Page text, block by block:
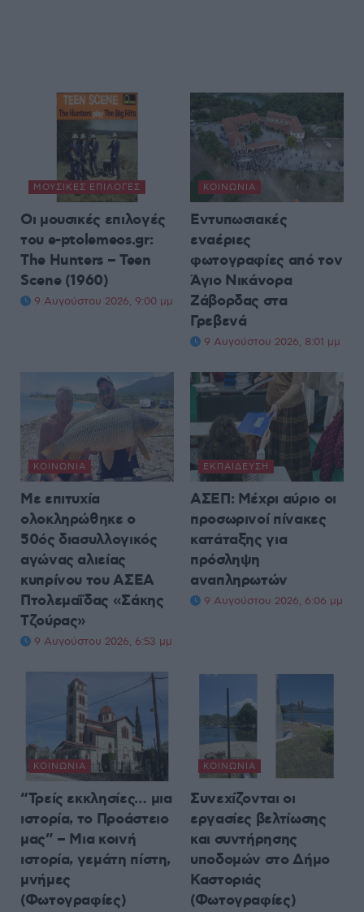
ΜΟΥΣΙΚΈΣ ΕΠΙΛΟΓΈΣ
Οι μουσικές επιλογές
του e-ptolemeos.gr:
The Hunters – Teen
Scene (1960)
9 Αυγούστου 2026, 9:00 μμ
ΚΟΙΝΩΝΊΑ
Εντυπωσιακές
εναέριες
φωτογραφίες από τον
Άγιο Νικάνορα
Ζάβορδας στα
Γρεβενά
9 Αυγούστου 2026, 8:01 μμ
ΚΟΙΝΩΝΊΑ
Με επιτυχία
ολοκληρώθηκε ο
50ός διασυλλογικός
αγώνας αλιείας
κυπρίνου του ΑΣΕΑ
Πτολεμαΐδας «Σάκης
Τζούρας»
9 Αυγούστου 2026, 6:53 μμ
ΕΚΠΑΊΔΕΥΣΗ
ΑΣΕΠ: Μέχρι αύριο οι
προσωρινοί πίνακες
κατάταξης για
πρόσληψη
αναπληρωτών
9 Αυγούστου 2026, 6:06 μμ
ΚΟΙΝΩΝΊΑ
“Τρείς εκκλησίες… μια
ιστορία, το Προάστειο
μας” – Μια κοινή
ιστορία, γεμάτη πίστη,
μνήμες
(Φωτογραφίες)
ΚΟΙΝΩΝΊΑ
Συνεχίζονται οι
εργασίες βελτίωσης
και συντήρησης
υποδομών στο Δήμο
Καστοριάς
(Φωτογραφίες)